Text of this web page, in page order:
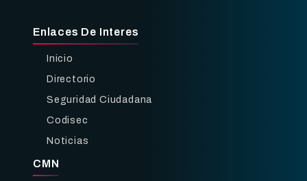
Enlaces De Interes
Inicio
Directorio
Seguridad Ciudadana
Codisec
Noticias
CMN